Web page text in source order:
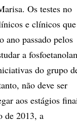
Os testes no
e clínicos
ano passado pelos
a
do grupo
não deve ser
aos estágios
de 2013, a